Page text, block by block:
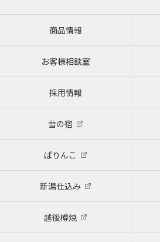
商品情報
お客様相談室
採用情報
雪の宿
ぱりんこ
新潟仕込み
越後樽焼